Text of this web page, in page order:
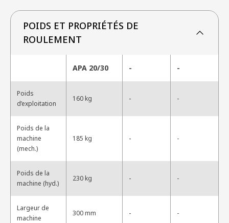
POIDS ET PROPRIÉTÉS DE
ROULEMENT
APA 20/30 - -
Poids
d’exploitation
160 kg - -
Poids de la
machine
(mech.)
185 kg - -
Poids de la
machine (hyd.)
230 kg - -
Largeur de
machine
300 mm - -